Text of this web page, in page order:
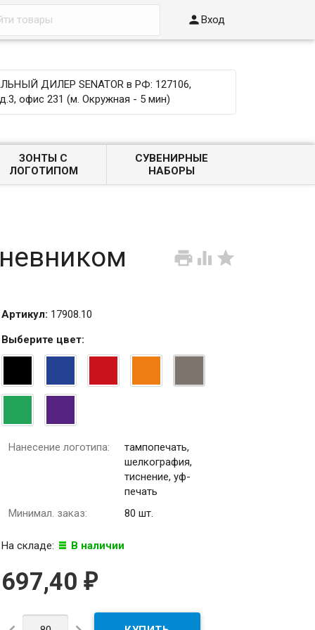
Вход
ДИЛЕР SENATOR в РФ: 127106,
офис 231 (м. Окружная - 5 мин)
ЗОНТЫ С
ЛОГОТИПОМ
СУВЕНИРНЫЕ
НАБОРЫ
  
Артикул: 17908.10
Выберите цвет:
Нанесение логотипа:
тампопечать,
шелкография,
тиснение, уф-
печать
Минимал. заказ:
80 шт.
На складе: В наличии
697,40₽